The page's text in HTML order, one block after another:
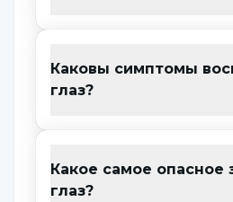
жжение в глазах
Снижение зрения
Каковы симптомы
глаз?
Какое самое опасное
глаз?